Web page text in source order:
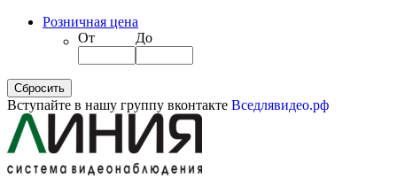
Розничная цена
От
До
Вступайте в нашу группу вконтакте Вседлявидео.рф